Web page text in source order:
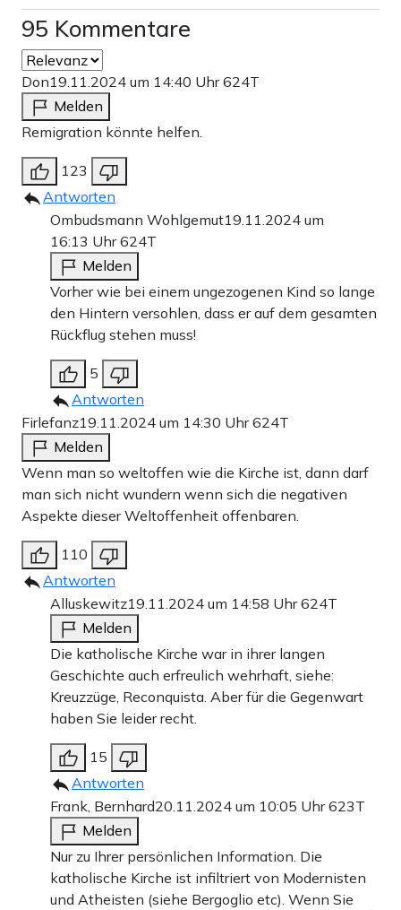
95 Kommentare
Don19.11.2024 um 14:40 Uhr624T
Melden
Remigration könnte helfen.
123
Antworten
Ombudsmann Wohlgemut19.11.2024 um
16:13 Uhr624T
Melden
Vorher wie bei einem ungezogenen Kind so lange
den Hintern versohlen, dass er auf dem gesamten
Rückflug stehen muss!
5
Antworten
Firlefanz19.11.2024 um 14:30 Uhr624T
Melden
Wenn man so weltoffen wie die Kirche ist, dann darf
man sich nicht wundern wenn sich die negativen
Aspekte dieser Weltoffenheit offenbaren.
110
Antworten
Alluskewitz19.11.2024 um 14:58 Uhr624T
Melden
Die katholische Kirche war in ihrer langen
Geschichte auch erfreulich wehrhaft, siehe:
Kreuzzüge, Reconquista. Aber für die Gegenwart
haben Sie leider recht.
15
Antworten
Frank, Bernhard20.11.2024 um 10:05 Uhr623T
Melden
Nur zu Ihrer persönlichen Information. Die
katholische Kirche ist infiltriert von Modernisten
und Atheisten (siehe Bergoglio etc). Wenn Sie